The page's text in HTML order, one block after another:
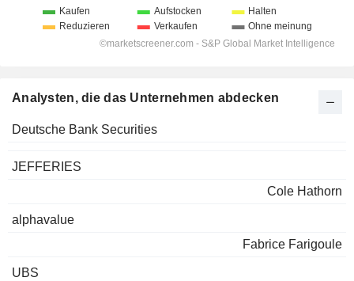
Analysten, die das Unternehmen abdecken
Deutsche Bank Securities
JEFFERIES
Cole Hathorn
alphavalue
Fabrice Farigoule
UBS